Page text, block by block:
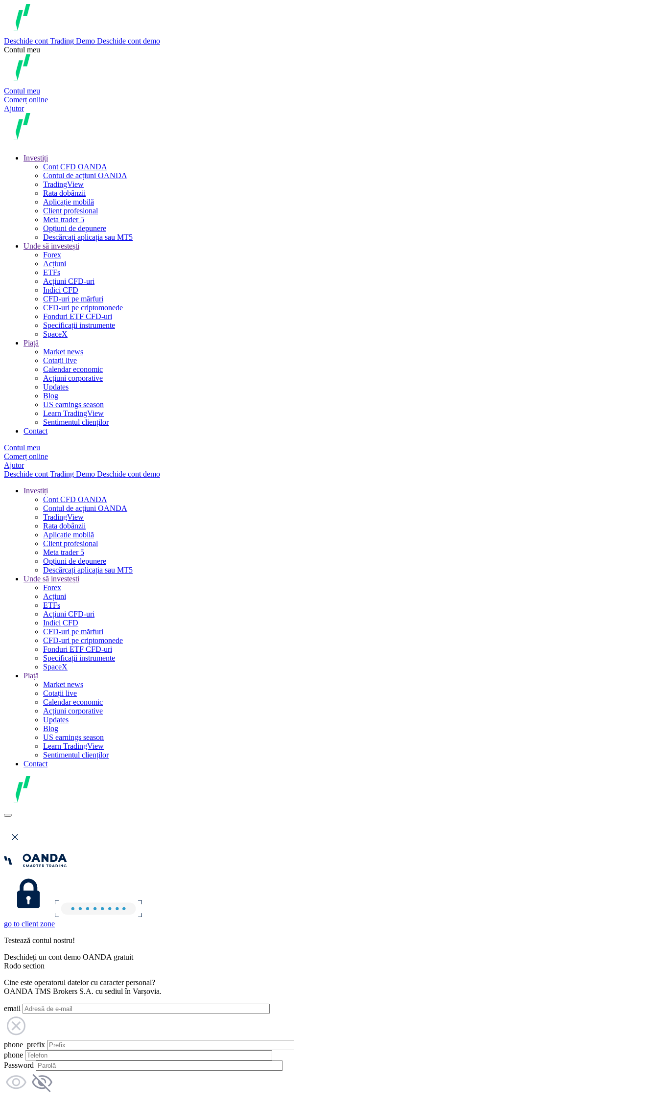
Deschide cont Trading Demo Deschide cont demo
Contul meu
Contul meu
Comerț online
Ajutor
Investiți
Cont CFD OANDA
Contul de acțiuni OANDA
TradingView
Rata dobânzii
Aplicație mobilă
Client profesional
Meta trader 5
Opțiuni de depunere
Descărcați aplicația sau MT5
Unde să investești
Forex
Acțiuni
ETFs
Acțiuni CFD-uri
Indici CFD
CFD-uri pe mărfuri
CFD-uri pe criptomonede
Fonduri ETF CFD-uri
Specificații instrumente
SpaceX
Piață
Market news
Cotații live
Calendar economic
Acțiuni corporative
Updates
Blog
US earnings season
Learn TradingView
Sentimentul clienților
Contact
Contul meu
Comerț online
Ajutor
Deschide cont Trading Demo Deschide cont demo
Investiți
Cont CFD OANDA
Contul de acțiuni OANDA
TradingView
Rata dobânzii
Aplicație mobilă
Client profesional
Meta trader 5
Opțiuni de depunere
Descărcați aplicația sau MT5
Unde să investești
Forex
Acțiuni
ETFs
Acțiuni CFD-uri
Indici CFD
CFD-uri pe mărfuri
CFD-uri pe criptomonede
Fonduri ETF CFD-uri
Specificații instrumente
SpaceX
Piață
Market news
Cotații live
Calendar economic
Acțiuni corporative
Updates
Blog
US earnings season
Learn TradingView
Sentimentul clienților
Contact
go to client zone
Testează contul nostru!
Deschideți un cont demo OANDA gratuit
Rodo section
Cine este operatorul datelor cu caracter personal?
OANDA TMS Brokers S.A. cu sediul în Varșovia.
email
phone_prefix
phone
Password